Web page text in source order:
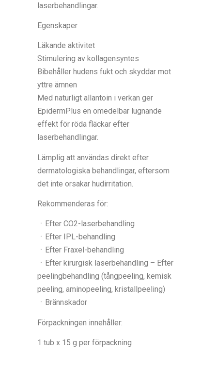
laserbehandlingar.
Egenskaper
Läkande aktivitet
Stimulering av kollagensyntes
Bibehåller hudens fukt och skyddar mot
yttre ämnen
Med naturligt allantoin i verkan ger
EpidermPlus en omedelbar lugnande
effekt för röda fläckar efter
laserbehandlingar.
Lämplig att användas direkt efter
dermatologiska behandlingar, eftersom
det inte orsakar hudirritation.
Rekommenderas för:
ㆍEfter CO2-laserbehandling
ㆍEfter IPL-behandling
ㆍEfter Fraxel-behandling
ㆍEfter kirurgisk laserbehandling – Efter
peelingbehandling (tångpeeling, kemisk
peeling, aminopeeling, kristallpeeling)
ㆍBrännskador
Förpackningen innehåller:
1 tub x 15 g per förpackning